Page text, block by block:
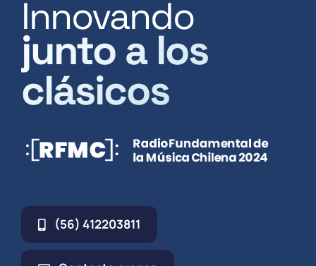
Innovando
junto a los
clásicos
(56) 412203811